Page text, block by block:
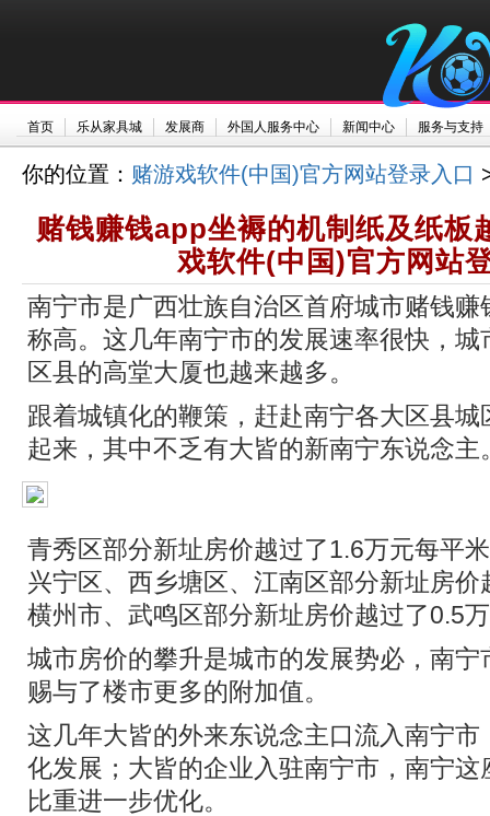
首页 乐从家具城 发展商 外国人服务中心 新闻中心 服务与支持
你的位置： 赌游戏软件(中国)官方网站登录入口
赌钱赚钱app坐褥的机制纸及纸板
戏软件(中国)官方网站
南宁市是广西壮族自治区首府城市赌钱
称高。这几年南宁市的发展速率很快，
区县的高堂大厦也越来越多。
跟着城镇化的鞭策，赶赴南宁各大区县
起来，其中不乏有大皆的新南宁东说念主
青秀区部分新址房价越过了1.6万元每平
兴宁区、西乡塘区、江南区部分新址房
横州市、武鸣区部分新址房价越过了0.5
城市房价的攀升是城市的发展势必，南
赐与了楼市更多的附加值。
这几年大皆的外来东说念主口流入南宁
化发展；大皆的企业入驻南宁市，南宁
比重进一步优化。